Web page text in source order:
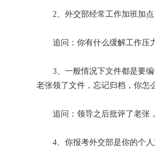
2、外交部经常工作加班加
追问：你有什么缓解工作压
3、一般情况下文件都是要
老张领了文件，忘记归档，你怎
追问：领导之后批评了老张
4、你报考外交部是你的个